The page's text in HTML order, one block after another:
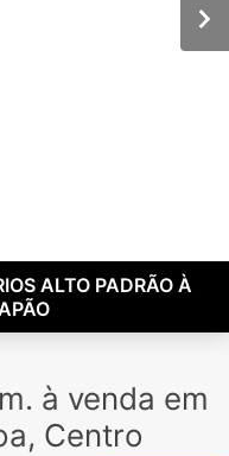
ALTO PADRÃO À
à venda em
Centro